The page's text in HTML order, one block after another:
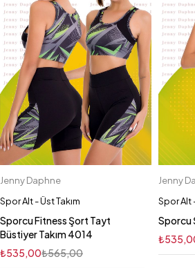
Jenny Daphne
Spor Alt - Üst Takım
Sporcu Fitness Şort Tayt
Büstiyer Takım 4014
₺565,00
₺535,00
Jenny
Spor Alt
Sporcu
₺